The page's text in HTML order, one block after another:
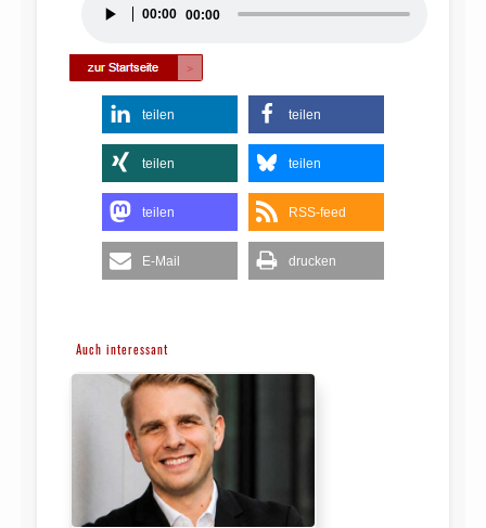
Player
00:00 00:00
teilen teilen
teilen teilen
teilen RSS-feed
E-Mail drucken
Auch interessant